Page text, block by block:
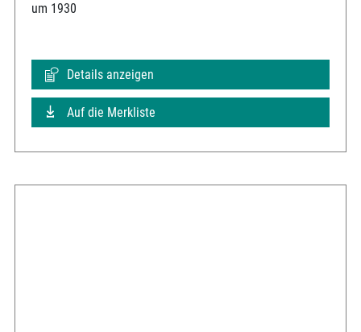
um 1930
Details anzeigen
Auf die Merkliste